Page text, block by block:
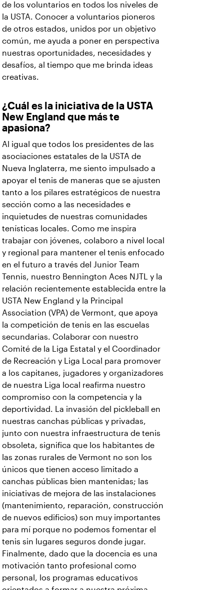
de los voluntarios en todos los niveles de
la USTA. Conocer a voluntarios pioneros
de otros estados, unidos por un objetivo
común, me ayuda a poner en perspectiva
nuestras oportunidades, necesidades y
desafíos, al tiempo que me brinda ideas
creativas.
¿Cuál es la iniciativa de la USTA
New England que más te
apasiona?
Al igual que todos los presidentes de las
asociaciones estatales de la USTA de
Nueva Inglaterra, me siento impulsado a
apoyar el tenis de maneras que se ajusten
tanto a los pilares estratégicos de nuestra
sección como a las necesidades e
inquietudes de nuestras comunidades
tenísticas locales. Como me inspira
trabajar con jóvenes, colaboro a nivel local
y regional para mantener el tenis enfocado
en el futuro a través del Junior Team
Tennis, nuestro Bennington Aces NJTL y la
relación recientemente establecida entre la
USTA New England y la Principal
Association (VPA) de Vermont, que apoya
la competición de tenis en las escuelas
secundarias. Colaborar con nuestro
Comité de la Liga Estatal y el Coordinador
de Recreación y Liga Local para promover
a los capitanes, jugadores y organizadores
de nuestra Liga local reafirma nuestro
compromiso con la competencia y la
deportividad. La invasión del pickleball en
nuestras canchas públicas y privadas,
junto con nuestra infraestructura de tenis
obsoleta, significa que los habitantes de
las zonas rurales de Vermont no son los
únicos que tienen acceso limitado a
canchas públicas bien mantenidas; las
iniciativas de mejora de las instalaciones
(mantenimiento, reparación, construcción
de nuevos edificios) son muy importantes
para mí porque no podemos fomentar el
tenis sin lugares seguros donde jugar.
Finalmente, dado que la docencia es una
motivación tanto profesional como
personal, los programas educativos